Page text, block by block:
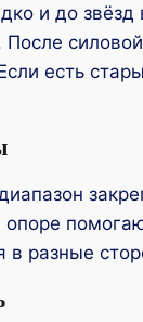
и до звёзд
После
есть
в разные